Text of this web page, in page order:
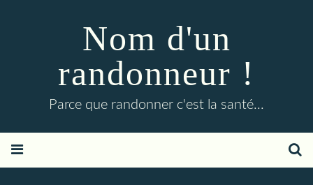
Nom d'un
randonneur !
Parce que randonner c'est la santé...